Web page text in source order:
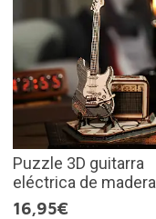
Puzzle 3D guitarra
eléctrica de madera
16,95€